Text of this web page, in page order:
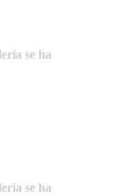
se ha
se ha